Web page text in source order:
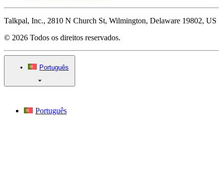
Talkpal, Inc., 2810 N Church St, Wilmington, Delaware 19802, US
© 2026 Todos os direitos reservados.
Português
Português